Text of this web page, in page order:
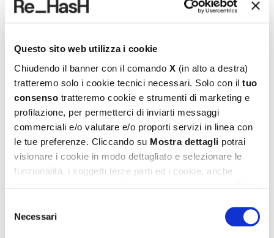
Questo sito web utilizza i cookie
Chiudendo il banner con il comando X (in alto a destra)
tratteremo solo i cookie tecnici necessari. Solo con il tuo
consenso tratteremo cookie e strumenti di marketing e
profilazione, per permetterci di inviarti messaggi
commerciali e/o valutare e/o proporti servizi in linea con
le tue preferenze. Cliccando su Mostra dettagli potrai
visionare i cookie in modo dettagliato e selezionare le
funzionalità, i soggetti terze parti ed i cookie, anche
Cookie Policy
, dove potrai avere maggiori informazioni e
modificare le tue scelte. Potrai verificare e modificare i
delNecessari
RUBENS-Z
Jeans cinque tasche.
€ 325.00
RUBENS-Z
Jeans cinque tasche.